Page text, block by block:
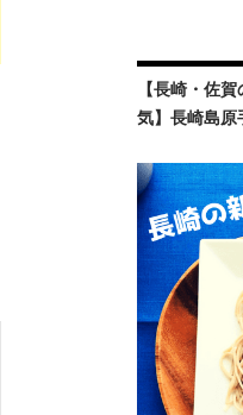
【長崎・佐
気】長崎島原